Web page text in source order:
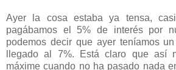
Ayer la cosa estaba ya tensa,
pagábamos el 5% de interés por
podemos decir que ayer teníamos
llegado al 7%. Está claro que así
máxime cuando no ha pasado nada